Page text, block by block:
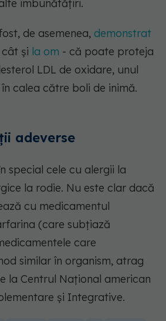
îmbunătățiri.
de asemenea, demonstrat
cât și la om - că poate proteja
LDL de oxidare, unul
calea către boli de inimă.
adeverse
special cele cu alergii la
la rodie. Nu este clar dacă
cu medicamentul
(care subțiază
care
similar în organism, atrag
la Centrul Național american
și Integrative.